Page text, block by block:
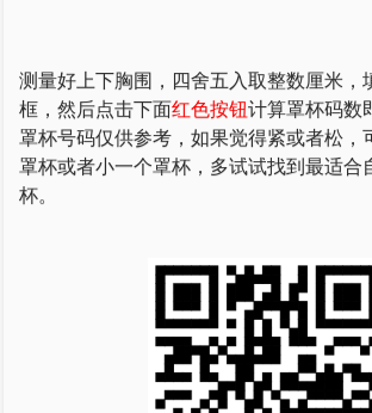
测量好上下胸围，四舍五入取整数厘米，
框，然后点击下面红色按钮计算罩杯码数
罩杯号码仅供参考，如果觉得紧或者松，
罩杯或者小一个罩杯，多试试找到最适合
杯。